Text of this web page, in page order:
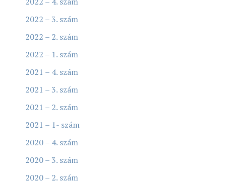
2022 – 3. szám
2022 – 2. szám
2022 – 1. szám
2021 – 4. szám
2021 – 3. szám
2021 – 2. szám
2021 – 1- szám
2020 – 4. szám
2020 – 3. szám
2020 – 2. szám